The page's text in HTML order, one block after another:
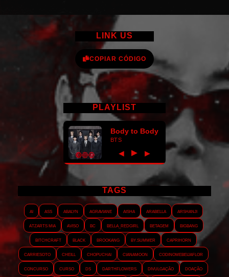
LINK US
COPIAR CÓDIGO
PLAYLIST
Body to Body
BTS
◀ ► ▶
TAGS
AI ASS Abalyn Agraviane Aisha Arabella
Arshanji
Atzarts Mia
Aviso BC Bella_RedGirl Betagem
Bigbang
Bitchcraft
Black Brookang By.summer
Caprihorn
Carriesoto
Cheill Chopuchai Cianamoon
Codinomebeijaflor
Concurso
Curso DS Darthflowers Divulgação Doação